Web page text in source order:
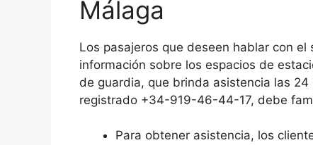
Málaga
Los pasajeros que deseen hablar con
información sobre los espacios de
de guardia, que brinda asistencia las
registrado +34-919-46-44-17, debe
Para obtener asistencia, los